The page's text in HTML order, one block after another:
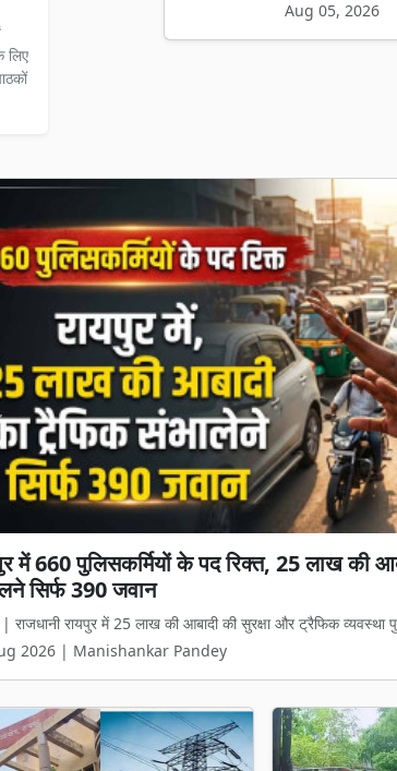
लिए
Aug 05, 2026
में 660 पुलिसकर्मियों के पद रिक्त, 25 लाख की
सिर्फ 390 जवान
| राजधानी रायपुर में 25 लाख की आबादी की सुरक्षा और ट्रैफिक व्यवस्था
2026 | Manishankar Pandey
खेती योजना: चहेती कंपनियों को फायदा पहुंचाने जेम
470 की खाद 1100 में खरीदी
प्रदेश में परंपरागत कृषि विकास योजना और जैविक खेती मिशन के तहत
2026 | Manishankar Pandey